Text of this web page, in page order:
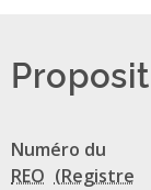
Numéro du
REO